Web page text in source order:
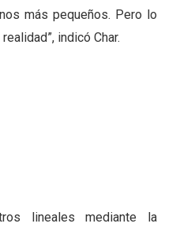
más pequeños. Pero lo
indicó Char.
lineales mediante la